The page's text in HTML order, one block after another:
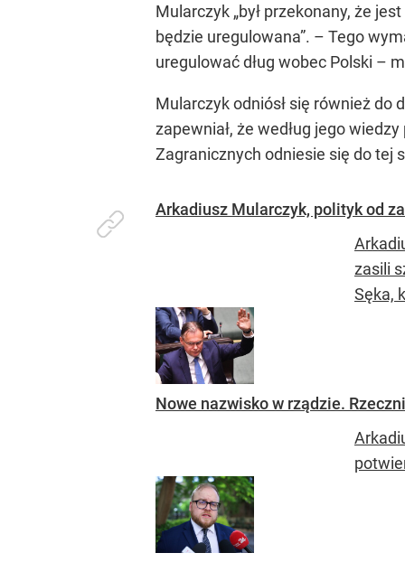
Mularczyk „był przekonany, że
będzie uregulowana”. – Tego
uregulować dług wobec Polski –
Mularczyk odniósł się również do
zapewniał, że według jego
Zagranicznych odniesie się do tej
Arkadiusz Mularczyk, polityk od
zasili
Sęka,
Nowe nazwisko w rządzie.